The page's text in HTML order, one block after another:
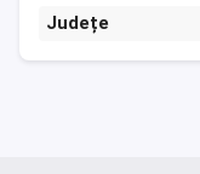
Județe